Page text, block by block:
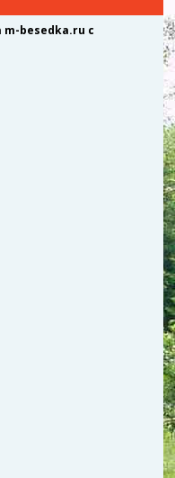
besedka.ru с